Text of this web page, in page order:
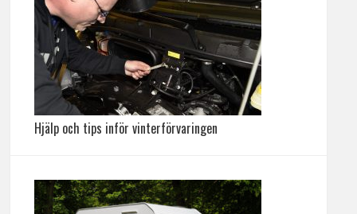
Hjälp och tips inför vinterförvaringen